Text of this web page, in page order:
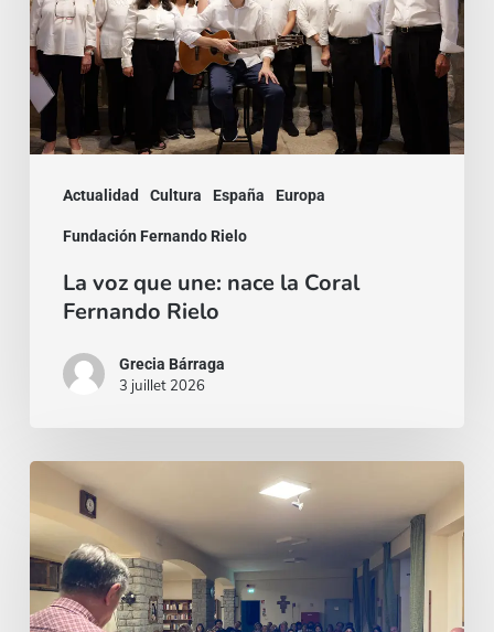
Actualidad Cultura España Europa
Fundación Fernando Rielo
nace
la
Coral
Fernando
La voz que une: nace la Coral
Fernando Rielo
Grecia Bárraga
3 juillet 2026
invito,
poi
un
viaggio: